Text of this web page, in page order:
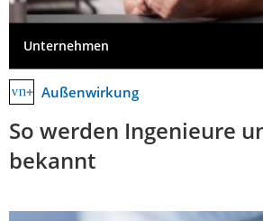
Unternehmen
Außenwirkung
So werden Ingenieure
bekannt